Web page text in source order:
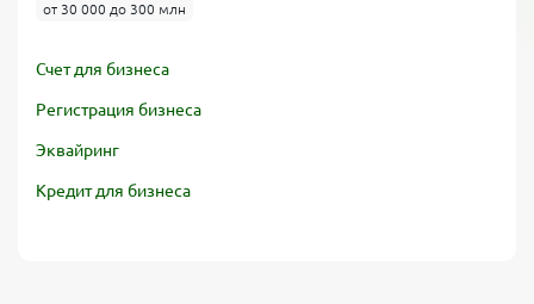
от 30 000 до 300 млн
Счет для бизнеса
Регистрация бизнеса
Эквайринг
Кредит для бизнеса